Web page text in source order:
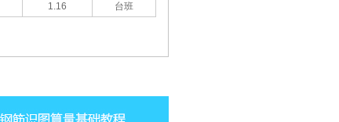
1.16 台班